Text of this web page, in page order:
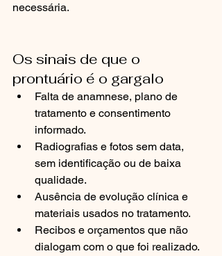
necessária.
Os sinais de que o
prontuário é o gargalo
Falta de anamnese, plano de
tratamento e consentimento
informado.
Radiografias e fotos sem data,
sem identificação ou de baixa
qualidade.
Ausência de evolução clínica e
materiais usados no tratamento.
Recibos e orçamentos que não
dialogam com o que foi realizado.